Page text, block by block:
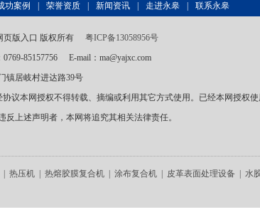
功案例 荣誉资质 新闻资讯 走进永皋 联系永皋
页版入口 版权所有
粤ICP备13058956号
85157756
E-mail：ma@yajxc.com
镇居岐村进达路39号
议本网授权不得转载、摘编或利用其它方式使用。已经本网授权
上述声明者，本网将追究其相关法律责任。
热压机 热熔胶膜复合机 涂布复合机 皮革表面处理设备 水